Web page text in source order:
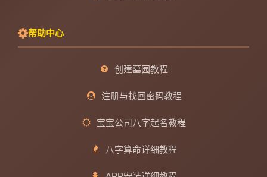
帮助中心
创建墓园教程
注册与找回密码教程
宝宝公司八字起名教程
八字算命详细教程